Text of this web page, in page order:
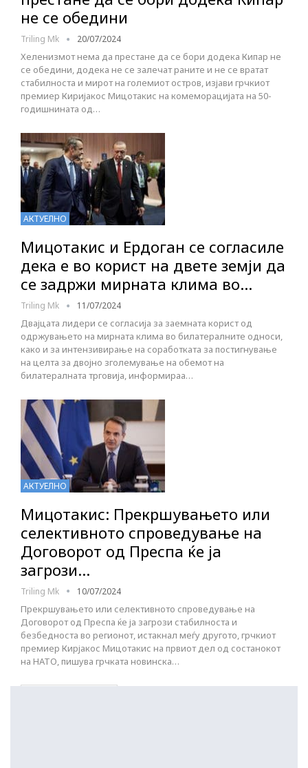
не се обедини
Triling Mk 20/07/2024
Хеленизмот нема да престане да се бори додека Кипар не
се обедини, додека не се залечат раните и не се вратат
стабилноста и мирот на големиот остров, изјави грчкиот
премиер Киријакос Мицотакис на комеморацијата на 50-
годишнината од…
АКТУЕЛНО
Мицотакис и Ердоган се согласиле
дека е во корист на двете земји да
се задржи мирната клима во…
Triling Mk 11/07/2024
Двајцата лидери се согласија за заемната корист од
одржувањето на мирната клима во билатералните односи,
како и за интензивирање на соработката за постигнување
на целта за двојно зголемување на обемот на
билатералната трговија, информираа…
АКТУЕЛНО
Мицотакис: Прекршувањето или
селективното спроведување на
Договорот од Преспа ќе ја
загрози…
Triling Mk 10/07/2024
Прекршувањето или селективното спроведување на
Договорот од Преспа ќе ја загрози стабилноста и
безбедноста во регионот, истакнал меѓу другото, грчкиот
премиер Кирјакос Мицотакис на првиот дел од состанокот
на НАТО, пишува грчката новинска…